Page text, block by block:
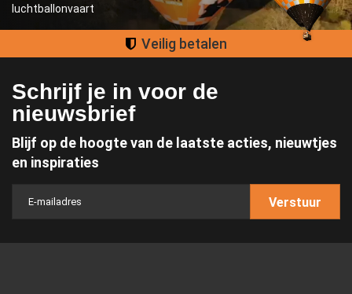
luchtballonvaart
Groot assortiment
Schrijf je in voor de
nieuwsbrief
Blijf op de hoogte van de laatste acties, nieuwtjes
en inspiraties
Verstuur